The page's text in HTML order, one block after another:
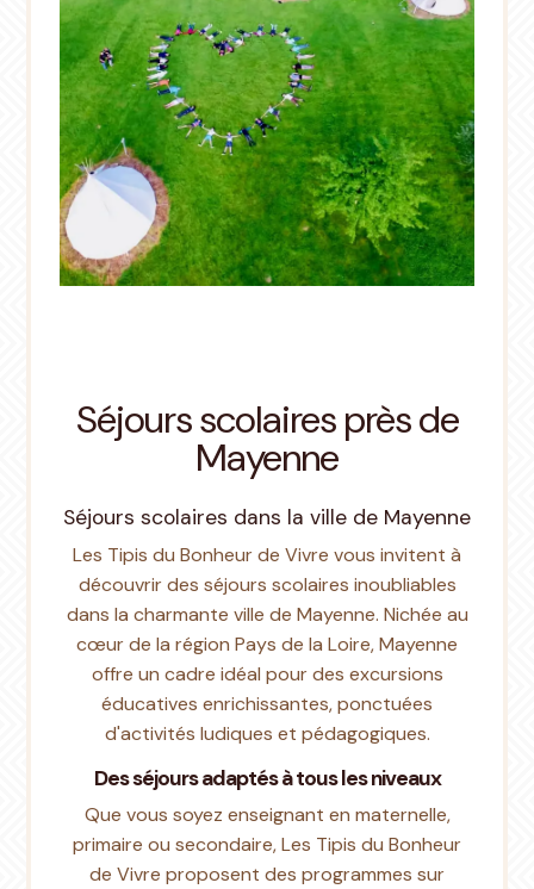
Séjours scolaires près de
Mayenne
Séjours scolaires dans la ville de Mayenne
Les Tipis du Bonheur de Vivre vous invitent à
découvrir des séjours scolaires inoubliables
dans la charmante ville de Mayenne. Nichée au
cœur de la région Pays de la Loire, Mayenne
offre un cadre idéal pour des excursions
éducatives enrichissantes, ponctuées
d'activités ludiques et pédagogiques.
Des séjours adaptés à tous les niveaux
Que vous soyez enseignant en maternelle,
primaire ou secondaire, Les Tipis du Bonheur
de Vivre proposent des programmes sur